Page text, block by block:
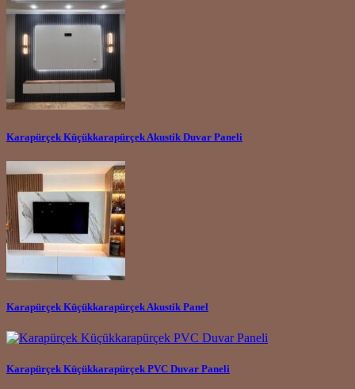
Karapürçek Küçükkarapürçek Akustik Duvar Paneli
Karapürçek Küçükkarapürçek Akustik Panel
Karapürçek Küçükkarapürçek PVC Duvar Paneli